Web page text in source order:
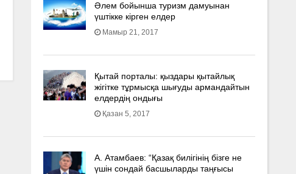
Әлем бойынша туризм дамуынан
үштікке кірген елдер
Мамыр 21, 2017
Қытай порталы: қыздары қытайлық
жігітке тұрмысқа шығуды армандайтын
елдердің ондығы
Қазан 5, 2017
А. Атамбаев: “Қазақ билігінің бізге не
үшін сондай басшыларды таңғысы